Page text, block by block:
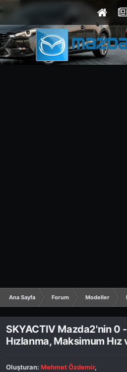
Ana Sayfa Forum Modeller
SKYACTIV Mazda2'nin 0
Hızlanma, Maksimum Hız
Oluşturan: Mehmet Özdemir,